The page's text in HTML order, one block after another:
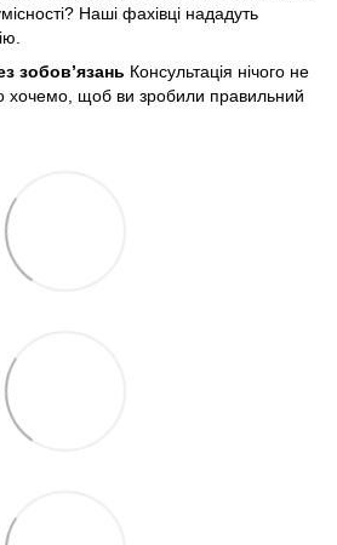
Наші фахівці нададуть
зобов’язань Консультація нічого не
хочемо, щоб ви зробили правильний